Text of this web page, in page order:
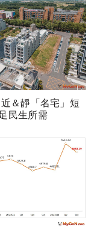
＆靜「名宅」短
民生所需